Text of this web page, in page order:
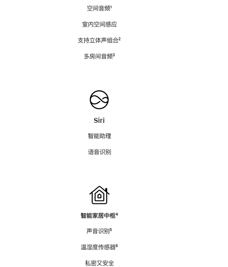
空间音频脚
¹
室内空间感应
支持立体声组合脚
²
多房间音频脚
³
Siri
智能助理
语音识别
智能家居中枢脚
⁴
声音识别脚
⁵
温湿度传感器脚
⁶
私密又安全